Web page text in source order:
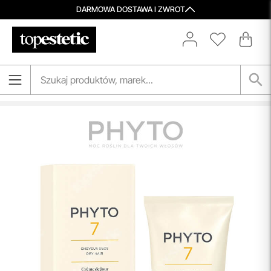
DARMOWA DOSTAWA I ZWROT
Porady Kosmetologów
indywidualnej konsultacji kosmetologicznej, która
odkrywanie nowych produktów i doświadczanie
pielęgnacji w najlepszym wydaniu — świadomie, z troską o
Ciebie i Twoją skórę.
przeczytaj więcej